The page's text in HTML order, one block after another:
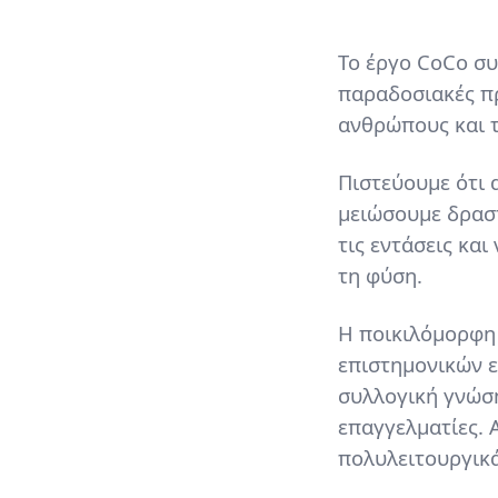
Content
Το έργο CoCo
παραδοσιακές
ανθρώπους και
Πιστεύουμε ότι
μειώσουμε
τις εντάσεις
τη φύση.
Η
επιστημονικών
συλλογική
επαγγελματίες.